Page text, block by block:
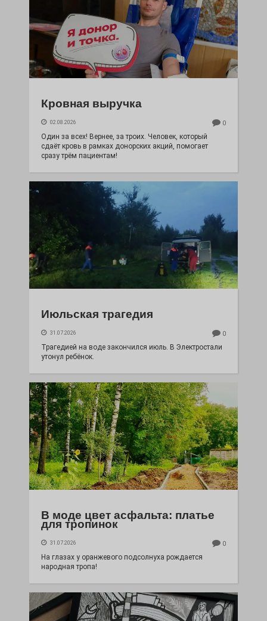
Кровная выручка
02.08.2026 0
Один за всех! Вернее, за троих. Человек, который
сдаёт кровь в рамках донорских акций, помогает
сразу трём пациентам!
Июльская трагедия
31.07.2026 0
Трагедией на воде закончился июль. В Электростали
утонул ребёнок.
В моде цвет асфальта: платье
для тропинок
31.07.2026 0
На глазах у оранжевого подсолнуха рождается
народная тропа!